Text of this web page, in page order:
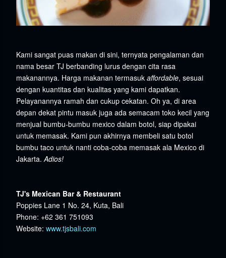
Kami sangat puas makan di sini, ternyata pengalaman dan
nama besar TJ berbanding lurus dengan cita rasa
makanannya. Harga makanan termasuk affordable, sesuai
dengan kuantitas dan kualitas yang kami dapatkan.
Pelayanannya ramah dan cukup cekatan. Oh ya, di area
depan dekat pintu masuk juga ada semacam toko kecil yang
menjual bumbu-bumbu mexico dalam botol, siap dipakai
untuk memasak. Kami pun akhirnya membeli satu botol
bumbu taco untuk nanti coba-coba memasak ala Mexico di
Jakarta.Adios!
TJ's Mexican Bar & Restaurant
Poppies Lane 1 No. 24, Kuta, Bali
Phone: +62 361 751093
Website: www.tjsbali.com